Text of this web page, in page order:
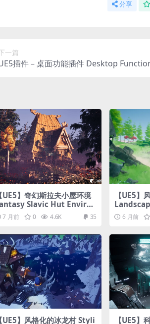
分享
一篇
插件 – 桌面功能插件 Desktop
【UE5】奇幻斯拉夫小屋环境
Slavic Hut Environ
7 月前 0 4.6K 35
【UE5】
6 月前
【UE5】风格化的冰龙村 Styli 【UE5】